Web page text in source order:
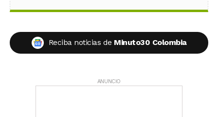
Reciba noticias de Minuto30 Colombia
ANUNCIO